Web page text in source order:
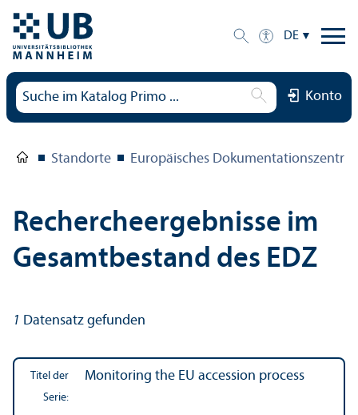
DE
Konto
Standorte Europäisches
Rechercheergebnisse im
Gesamtbestand des EDZ
1 Datensatz gefunden
Titel der
Serie:
Monitoring the EU accession process